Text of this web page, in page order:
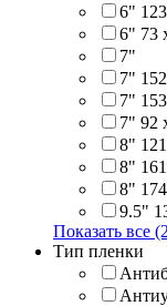
6"
6" 73
7"
7"
7"
7" 92
8"
8"
8"
9.5"
Показать все
Тип пленки